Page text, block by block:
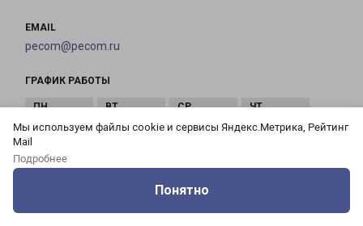
Мы используем файлы cookie и сервисы Яндекс.Метрика, Рейтинг
Mail
Подробнее
Понятно
EMAIL
pecom@pecom.ru
ГРАФИК РАБОТЫ
с 10:00 до
с 10:00 до
с 10:00 до
с 10:00 до